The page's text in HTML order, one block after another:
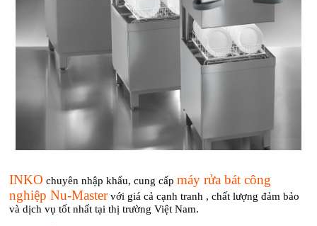
INKO chuyên nhập khẩu, cung cấpmáy rửa bát công
nghiệp Nu-Mastervới giá cả cạnh tranh , chất lượng đảm bảo
và dịch vụ tốt nhất tại thị trường Việt Nam.